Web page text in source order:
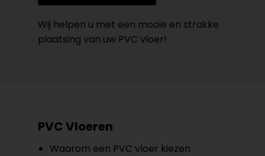
Wij helpen u met een mooie en strakke
plaatsing van uw PVC vloer!
PVC Vloeren
Waarom een PVC vloer kiezen